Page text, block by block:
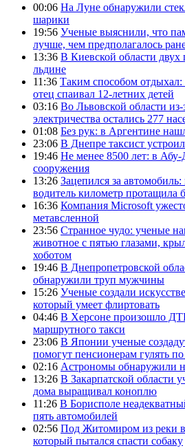
00:06 На Луне обнаружили
шарики
19:56 Ученые выяснили, что
лучше, чем предполагалось
13:36 В Киевской области двух
льдине
11:36 Таким способом
отец спаивал 12-летних детей
03:16 Во Львовской области из-
электричества остались 277
01:08 Без рук: в Аргентине
23:06 В Днепре таксист
19:46 Не менее 8500 лет: в
сооружения
13:26 Зацепился за
водитель километр протащила
16:36 Компания Microsoft
метавсленной
23:56 Странное чудо: ученые
животное с пятью глазами,
хоботом
19:46 В Днепропетровской
обнаружили труп мужчины
15:26 Ученые создали
который умеет флиртовать
04:46 В Херсоне произошло
маршрутного такси
23:06 В Японии ученые
помогут пенсионерам гулять
02:16 Астрономы обнаружили
13:26 В Закарпатской области
дома выращивал коноплю
11:26 В Борисполе
пять автомобилей
02:56 Под Житомиром из реки
который пытался спасти собаку